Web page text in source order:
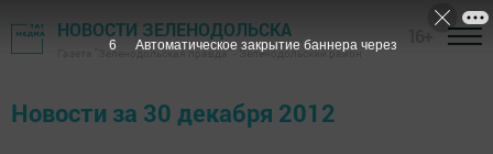
НОВОСТИ ЗЕЛЕНОДОЛЬСКА
Газета "Зеленодольская правда" - Зеленодольский район
Новости за 30 декабря 2012
5 Автоматическое закрытие баннера через